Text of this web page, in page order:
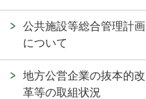
公共施設等総合管理計画
について
地方公営企業の抜本的改
革等の取組状況